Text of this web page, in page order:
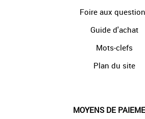
Foire aux
Guide d'achat
Mots-clefs
Plan du site
MOYENS DE